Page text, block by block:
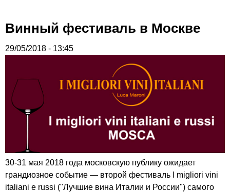
Винный фестиваль в Москве
29/05/2018 - 13:45
30-31 мая 2018 года московскую публику ожидает
грандиозное событие — второй фестиваль I migliori vini
italiani e russi ("Лучшие вина Италии и России") самого